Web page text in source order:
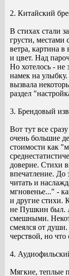
2. Китайский
В стихах стали
грусти, местами
ветра, картина
и цвет. Над
Но хотелось - не
намек на
вызвала
раздел
3. Брендовый
Вот тут все
очень большие
стоимости как
доверие. Стихи
впечатление. До
читать и
мгновенье..." -
и другие стихи.
не Пушкин был.
смешными.
смеялся от души.
черствой, но что
4.
Мягкие, теплые